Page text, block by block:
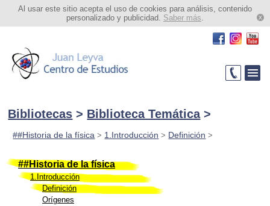
Al usar este sitio acepta el uso de cookies para análisis, contenido
personalizado y publicidad. Saber más.
Bibliotecas > Biblioteca Temática>
##Historia de la física > 1.Introducción > Definición >
##Historia de la física
1.Introducción
Definición
Orígenes